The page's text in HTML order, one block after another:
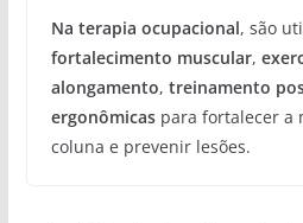
Na terapia ocupacional, são
fortalecimento muscular,
alongamento, treinamento
ergonômicaspara fortalecer a
coluna e prevenir lesões.